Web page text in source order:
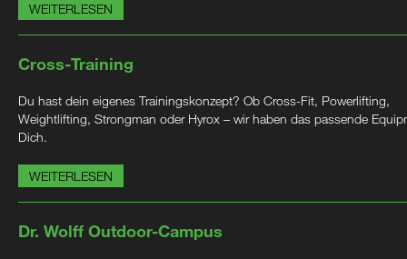
WEITERLESEN
Cross-Training
Du hast dein eigenes Trainingskonzept? Ob Cross-Fit, Powerlifting,
Weightlifting, Strongman oder Hyrox – wir haben das passende
Dich.
WEITERLESEN
Dr. Wolff Outdoor-Campus